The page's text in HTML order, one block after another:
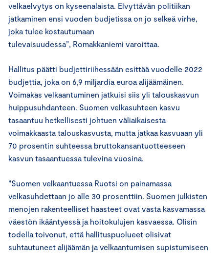
velkaelvytys on kyseenalaista. Elvyttävän politiikan
jatkaminen ensi vuoden budjetissa on jo selkeä virhe,
joka tulee kostautumaan
tulevaisuudessa”, Romakkaniemi varoittaa.
Hallitus päätti budjettiriihessään esittää vuodelle 2022
budjettia, joka on 6,9 miljardia euroa alijäämäinen.
Voimakas velkaantuminen jatkuisi siis yli talouskasvun
huippusuhdanteen. Suomen velkasuhteen kasvu
tasaantuu hetkellisesti johtuen väliaikaisesta
voimakkaasta talouskasvusta, mutta jatkaa kasvuaan yli
70 prosentin suhteessa bruttokansantuotteeseen
kasvun tasaantuessa tulevina vuosina.
”Suomen velkaantuessa Ruotsi on painamassa
velkasuhdettaan jo alle 30 prosenttiin. Suomen julkisten
menojen rakenteelliset haasteet ovat vasta kasvamassa
väestön ikääntyessä ja hoitokulujen kasvaessa. Olisin
todella toivonut, että hallituspuolueet olisivat
suhtautuneet alijäämän ja velkaantumisen supistumiseen